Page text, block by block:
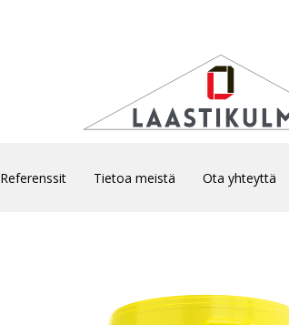
Referenssit Tietoa meistä Ota yhteyttä